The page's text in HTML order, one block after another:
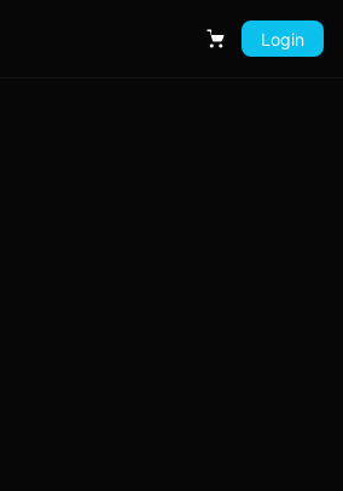
Carrito
Login